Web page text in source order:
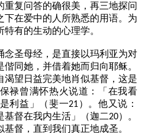
复问答的确很美，再三地探问
在爱中的人所熟悉的用语。为
有的生动的心理学。
念圣母经，是直接以玛利亚为对
同她，并借着她而归向耶稣。
渴望日益完美地肖似基督，这是
禄曾满怀热火说道：「在我看
利益」（斐一21）。他又说：
基督在我内生活」（迦二20）。
督，直到我们真正地成圣。